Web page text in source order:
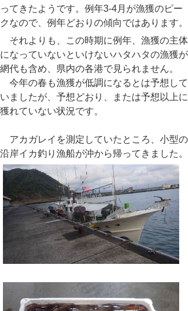
ってきたようです。例年3-4月が漁獲のピー
クなので、例年どおりの傾向ではあります。
それよりも、この時期に例年、漁獲の主体
になっていないといけないハタハタの漁獲が
網代も含め、県内の各港で見られません。
今年の春も漁獲が低調になるとは予想して
いましたが、予想どおり、または予想以上に
獲れていない状況です。
アカガレイを測定していたところ、小型の
沿岸イカ釣り漁船が沖から帰ってきました。